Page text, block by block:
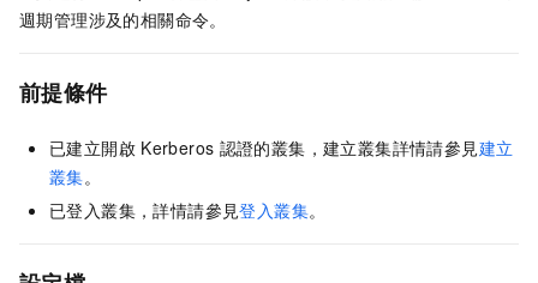
週期管理涉及的相關命令。
前提條件
已建立開啟 Kerberos 認證的叢集，建立叢集詳情請參見建立
叢集。
已登入叢集，詳情請參見登入叢集。